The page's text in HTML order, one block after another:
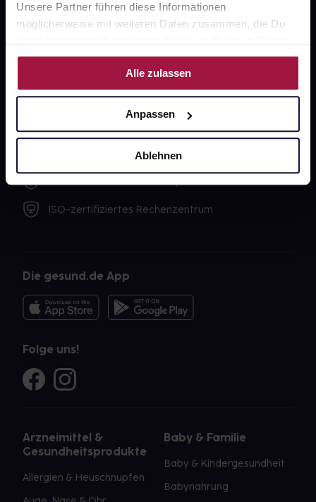
Unsere Partner führen diese Informationen
möglicherweise mit weiteren Daten zusammen, die Du
Nutzung der Dienste gesammelt haben.
Alle zulassen
Anpassen
Ablehnen
selben Tag möglich
SSL-Verschlüsselung
Software Made in Germany
ISO-zertifiziertes Rechenzentrum
Die gesund.de App
Folge uns!
Arzneimittel &
Gesundheitsprodukte
Allergien & Heuschnupfen
Baby & Familie
Baby & Kindergesundheit
Babynahrung